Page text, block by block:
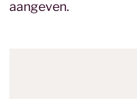
aangeven.